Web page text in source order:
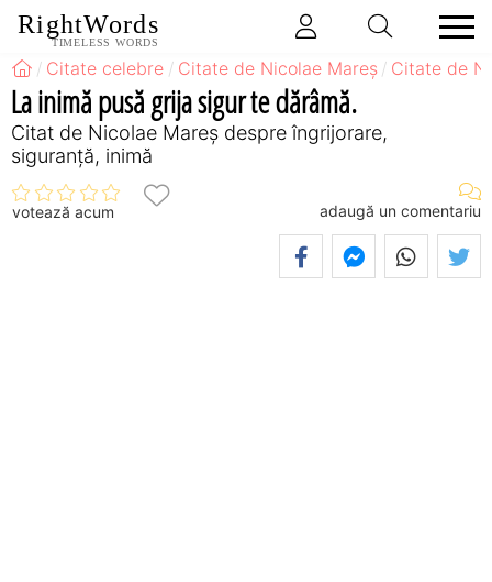
RightWords
TIMELESS WORDS
Citate celebre Citate de Nicolae Mareș Citate de
La inimă pusă grija sigur te dărâmă.
Citat de Nicolae Mareș despre îngrijorare,
siguranță, inimă
votează acum adaugă un comentariu